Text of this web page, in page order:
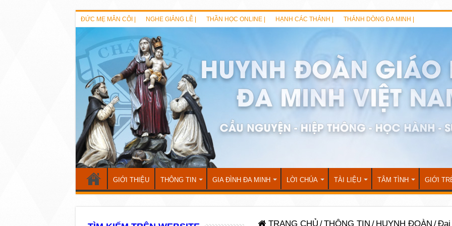
ĐỨC MẸ MÂN CÔI | NGHE GIẢNG LỄ | THẦN HỌC ONLINE | HẠNH CÁC THÁNH | THÁNH DÒNG ĐA MINH |
GIỚI THIỆU THÔNG TIN GIA ĐÌNH ĐA MINH LỜI CHÚA TÀI LIỆU TÂM TÌNH GIỚI
TRANG CHỦ /THÔNG TIN / HUYNH ĐOÀN /Đại